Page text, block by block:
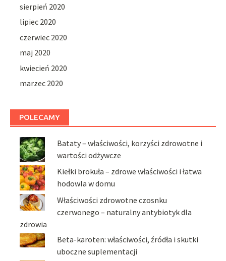
sierpień 2020
lipiec 2020
czerwiec 2020
maj 2020
kwiecień 2020
marzec 2020
POLECAMY
Bataty – właściwości, korzyści zdrowotne i
wartości odżywcze
Kiełki brokuła – zdrowe właściwości i łatwa
hodowla w domu
Właściwości zdrowotne czosnku
czerwonego – naturalny antybiotyk dla
zdrowia
Beta-karoten: właściwości, źródła i skutki
uboczne suplementacji